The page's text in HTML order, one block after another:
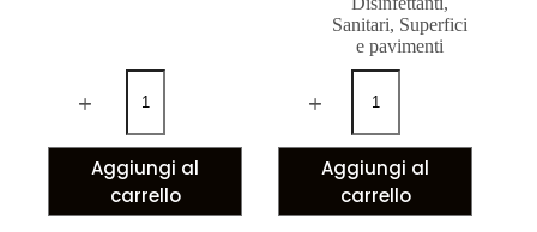
Aggiungi al
carrello
Sanitari, Superfici
e pavimenti
Aggiungi al
carrello